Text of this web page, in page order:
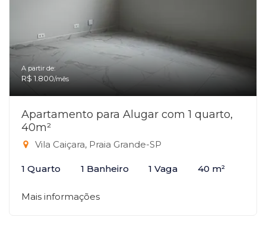
A partir de:
R$ 1.800/mês
Apartamento para Alugar com 1 quarto,
40m²
Vila Caiçara, Praia Grande-SP
1 Quarto 1 Banheiro 1 Vaga 40 m²
Mais informações